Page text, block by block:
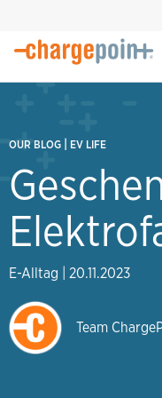
OUR BLOG EV LIFE
E-Alltag 20.11.2023
Team